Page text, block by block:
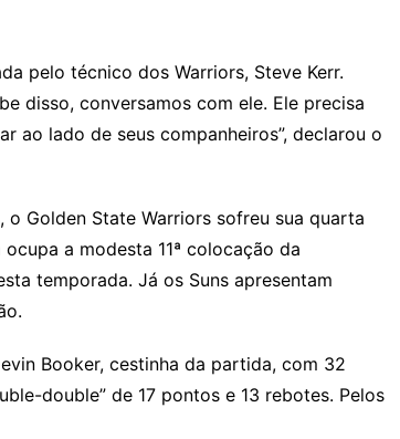
pelo técnico dos Warriors, Steve Kerr.
disso, conversamos com ele. Ele precisa
ao lado de seus companheiros”, declarou o
Golden State Warriors sofreu sua quarta
a modesta 11ª colocação da
temporada. Já os Suns apresentam
Booker, cestinha da partida, com 32
double” de 17 pontos e 13 rebotes. Pelos